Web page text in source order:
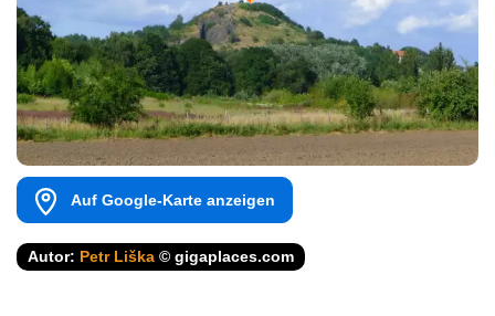
Auf Google-Karte anzeigen
Autor: Petr Liška © gigaplaces.com